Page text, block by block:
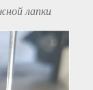
лапки